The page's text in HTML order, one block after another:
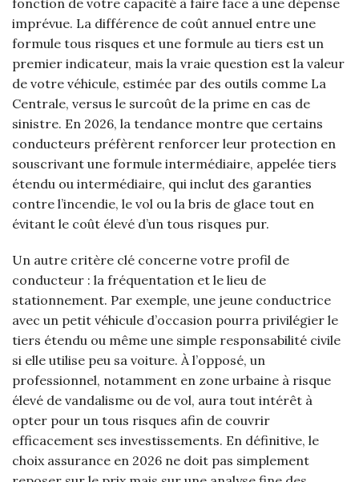
imprévue. La différence de coût annuel entre une
formule tous risques et une formule au tiers est un
premier indicateur, mais la vraie question est la valeur
de votre véhicule, estimée par des outils comme La
Centrale, versus le surcoût de la prime en cas de
sinistre. En 2026, la tendance montre que certains
conducteurs préfèrent renforcer leur protection en
souscrivant une formule intermédiaire, appelée tiers
étendu ou intermédiaire, qui inclut des garanties
contre l’incendie, le vol ou la bris de glace tout en
évitant le coût élevé d’un tous risques pur.
Un autre critère clé concerne votre profil de
conducteur : la fréquentation et le lieu de
stationnement. Par exemple, une jeune conductrice
avec un petit véhicule d’occasion pourra privilégier le
tiers étendu ou même une simple responsabilité civile
si elle utilise peu sa voiture. À l’opposé, un
professionnel, notamment en zone urbaine à risque
élevé de vandalisme ou de vol, aura tout intérêt à
opter pour un tous risques afin de couvrir
efficacement ses investissements. En définitive, le
choix assurance en 2026 ne doit pas simplement